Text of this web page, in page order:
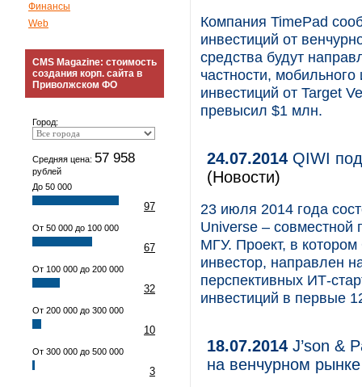
Финансы
Web
CMS Magazine: стоимость
создания корп. сайта в
Приволжском ФО
Город:
Средняя цена: 57 958
рублей
До 50 000
97
От 50 000 до 100 000
67
От 100 000 до 200 000
32
От 200 000 до 300 000
10
От 300 000 до 500 000
3
Компания TimePad
инвестиций от
средства будут
частности,
инвестиций от Target
превысил $1 млн.
24.07.2014 QIWI
(Новости)
23 июля 2014 года
Universe – совместной
МГУ. Проект, в котором
инвестор, направлен
перспективных ИТ-
инвестиций в первые
18.07.2014 J’son &
на венчурном рынке